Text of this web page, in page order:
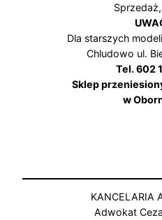
Dla starszych
Chludowo ul.
Tel. 602
Sklep
w
KANCELARIA
Adwokat